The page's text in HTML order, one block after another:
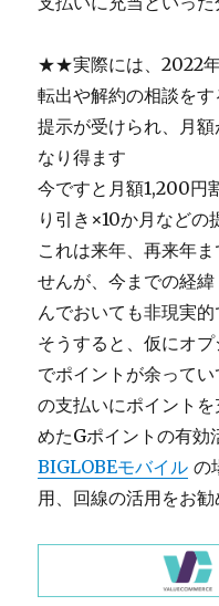
★★実際には、2022
転出や解約の相談を
提示が受けられ、月
なり得ます
今ですと月額1,200円
り引き×10か月などの
これは来年、再来年
せんが、今までの経
んでおいても非現実
そうすると、仮にオ
でポイントが余って
の支払いにポイント
めたGポイントの有効
BIGLOBEモバイル の
用、回線の活用をお